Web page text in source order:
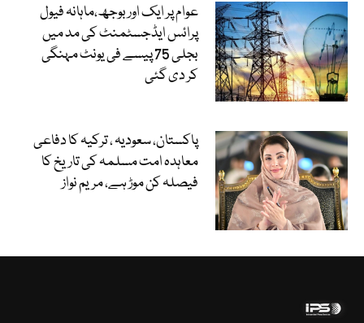
عوام پر ایک اور بوجھ،ماہانہ فیول
پرائس ایڈجسٹمنٹ کی مد میں
بجلی 75 پیسے فی یونٹ مہنگی
کر دی گئی
پاکستان، سعودیہ ، ترکیہ کا دفاعی
معاہدہ امت مسلمہ کی تاریخ کا
فیصلہ کن موڑ ہے، مریم نواز